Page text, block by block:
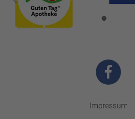
Impressum